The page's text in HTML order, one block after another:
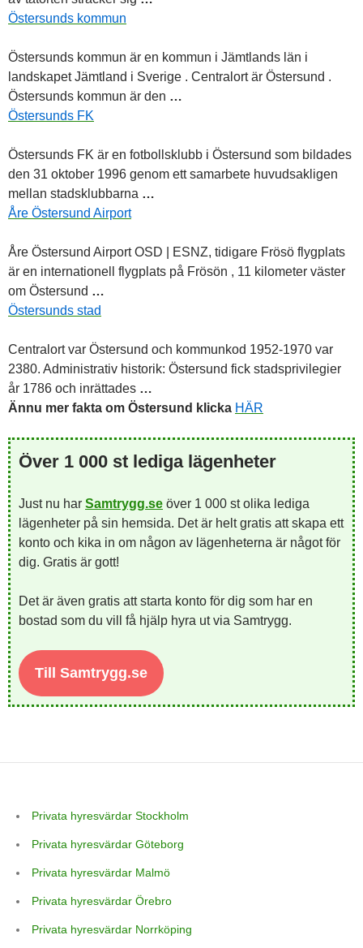
Östersunds kommun
Östersunds kommun är en kommun i Jämtlands län i
landskapet Jämtland i Sverige . Centralort är Östersund .
Östersunds kommun är den …
Östersunds FK
Östersunds FK är en fotbollsklubb i Östersund som bildades
den 31 oktober 1996 genom ett samarbete huvudsakligen
mellan stadsklubbarna …
Åre Östersund Airport
Åre Östersund Airport OSD | ESNZ, tidigare Frösö flygplats
är en internationell flygplats på Frösön , 11 kilometer väster
om Östersund …
Östersunds stad
Centralort var Östersund och kommunkod 1952-1970 var
2380. Administrativ historik: Östersund fick stadsprivilegier
år 1786 och inrättades …
Ännu mer fakta om Östersund klicka HÄR
Över 1 000 st lediga lägenheter
Just nu har Samtrygg.se över 1 000 st olika lediga
lägenheter på sin hemsida. Det är helt gratis att skapa ett
konto och kika in om någon av lägenheterna är något för
dig. Gratis är gott!
Det är även gratis att starta konto för dig som har en
bostad som du vill få hjälp hyra ut via Samtrygg.
Till Samtrygg.se
Privata hyresvärdar Stockholm
Privata hyresvärdar Göteborg
Privata hyresvärdar Malmö
Privata hyresvärdar Örebro
Privata hyresvärdar Norrköping